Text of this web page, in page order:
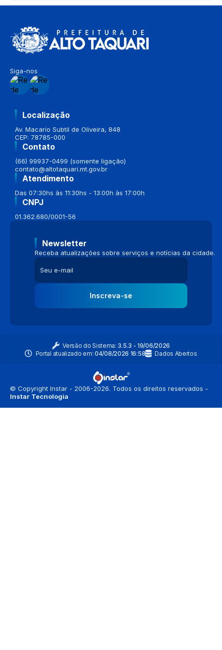
Siga-nos
Localização
Av. Macario Subtil de Oliveira, 848
CEP: 78785-000
Contato
(66) 99937-0499 (somente ligação)
contato@altotaquari.mt.gov.br
Atendimento
Das 07:30hs às 11:30hs - 13:00h às 17:00h
CNPJ
01.362.680/0001-56
Newsletter
Receba atualizações sobre serviços e notícias da cidade.
Inscreva-se
Versão do Sistema: 3.5.3 - 19/06/2026
Portal atualizado em:04/08/2026 16:58 Dados Abertos
© Copyright Instar - 2006-2026. Todos os direitos reservados -
Instar Tecnologia